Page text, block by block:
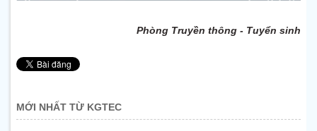
Phòng Truyền thông - Tuyển sinh
MỚI NHẤT TỪ KGTEC